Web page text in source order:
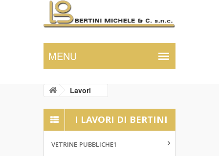
Lavori
I LAVORI DI BERTINI
VETRINE PUBBLICHE1